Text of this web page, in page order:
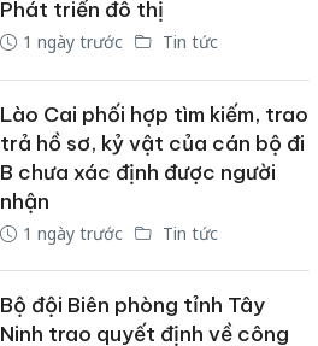
Phát triển đô thị
1 ngày trước Tin tức
Lào Cai phối hợp tìm kiếm, trao
trả hồ sơ, kỷ vật của cán bộ đi
B chưa xác định được người
nhận
1 ngày trước Tin tức
Bộ đội Biên phòng tỉnh Tây
Ninh trao quyết định về công